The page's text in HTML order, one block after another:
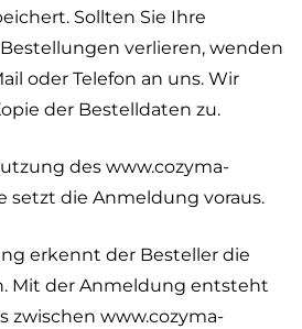
Sollten Sie Ihre
verlieren, wenden
oder Telefon an uns. Wir
der Bestelldaten zu.
des www.cozyma-
setzt die Anmeldung voraus.
erkennt der Besteller die
Mit der Anmeldung entsteht
zwischen www.cozyma-